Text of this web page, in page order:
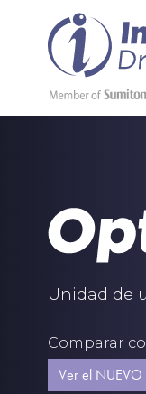
Unidad de
Comparar
Ver el